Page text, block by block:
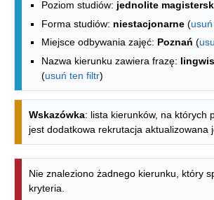
Poziom studiów: jednolite
Forma studiów: niestacjonarne (
Miejsce odbywania zajęć: Poznań (
Nazwa kierunku zawiera frazę:
(usuń ten filtr)
Wskazówka: lista kierunków, na których
jest dodatkowa rekrutacja aktualizowana
Nie znaleziono żadnego kierunku, który
kryteria.